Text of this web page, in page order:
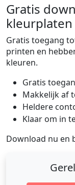
Gratis
kleurplaten
Gratis toegang
printen en
kleuren.
Gratis
Makkelijk af
Heldere
Klaar om in
Download nu en